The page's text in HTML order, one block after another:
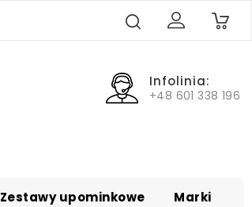
0
Infolinia:
+48 601 338 196
Zestawy upominkowe Marki